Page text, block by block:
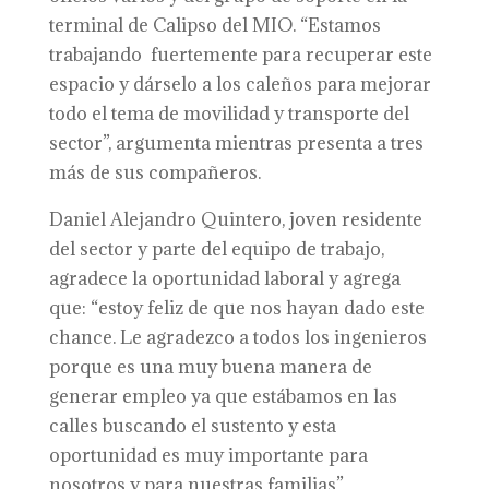
terminal de Calipso del MIO. “Estamos
trabajando fuertemente para recuperar este
espacio y dárselo a los caleños para mejorar
todo el tema de movilidad y transporte del
sector”, argumenta mientras presenta a tres
más de sus compañeros.
Daniel Alejandro Quintero, joven residente
del sector y parte del equipo de trabajo,
agradece la oportunidad laboral y agrega
que: “estoy feliz de que nos hayan dado este
chance. Le agradezco a todos los ingenieros
porque es una muy buena manera de
generar empleo ya que estábamos en las
calles buscando el sustento y esta
oportunidad es muy importante para